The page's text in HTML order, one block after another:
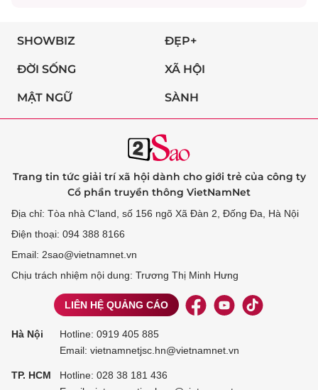
SHOWBIZ ĐẸP+
ĐỜI SỐNG XÃ HỘI
MẬT NGỮ SÀNH
Trang tin tức giải trí xã hội dành cho giới trẻ của công ty
Cổ phần truyền thông VietNamNet
Địa chỉ: Tòa nhà C’land, số 156 ngõ Xã Đàn 2, Đống Đa, Hà Nội
Điện thoại: 094 388 8166
Email: 2sao@vietnamnet.vn
Chịu trách nhiệm nội dung: Trương Thị Minh Hưng
LIÊN HỆ QUẢNG CÁO
Hà Nội Hotline: 0919 405 885
Email: vietnamnetjsc.hn@vietnamnet.vn
TP. HCM Hotline: 028 38 181 436